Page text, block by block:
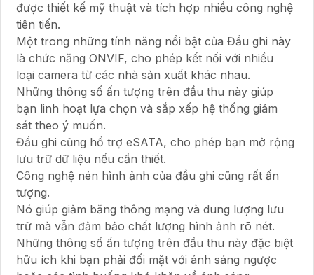
được thiết kế mỹ thuật và tích hợp nhiều công nghệ
tiên tiến.
Một trong những tính năng nổi bật của Đầu ghi này
là chức năng ONVIF, cho phép kết nối với nhiều
loại camera từ các nhà sản xuất khác nhau.
Những thông số ấn tượng trên đầu thu này giúp
bạn linh hoạt lựa chọn và sắp xếp hệ thống giám
sát theo ý muốn.
Đầu ghi cũng hổ trợ eSATA, cho phép bạn mở rộng
lưu trữ dữ liệu nếu cần thiết.
Công nghệ nén hình ảnh của đầu ghi cũng rất ấn
tượng.
Nó giúp giảm băng thông mạng và dung lượng lưu
trữ mà vẫn đảm bảo chất lượng hình ảnh rõ nét.
Những thông số ấn tượng trên đầu thu này đặc biệt
hữu ích khi bạn phải đối mặt với ánh sáng ngược